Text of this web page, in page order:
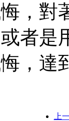
，對
者是
，達
上